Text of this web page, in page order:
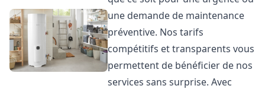
une demande de maintenance
préventive. Nos tarifs
compétitifs et transparents vous
permettent de bénéficier de nos
services sans surprise. Avec